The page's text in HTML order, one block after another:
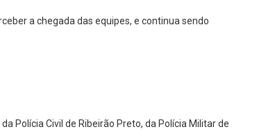
a chegada das equipes, e continua sendo
Polícia Civil de Ribeirão Preto, da Polícia Militar de